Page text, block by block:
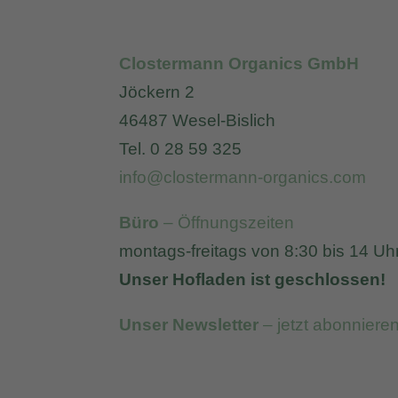
Clostermann Organics GmbH
Jöckern 2
46487 Wesel-Bislich
Tel. 0 28 59 325
info@clostermann-organics.com
Büro – Öffnungszeiten
montags-freitags von 8:30 bis 14
Unser Hofladen ist geschlossen!
Unser Newsletter – jetzt